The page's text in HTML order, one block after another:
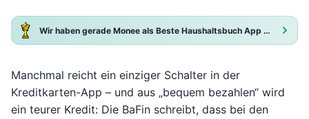
Wir haben gerade Monee als Beste Haushaltsbuch App 2025 ausgezeichnet!
Manchmal reicht ein einziger Schalter in der
Kreditkarten-App – und aus „bequem bezahlen“ wird
ein teurer Kredit: Die BaFin schreibt, dass bei den